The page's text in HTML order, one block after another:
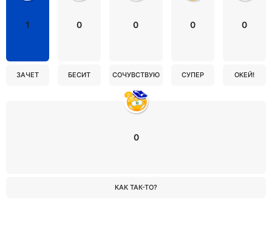
1
ЗАЧЕТ
0
БЕСИТ
0
СОЧУВСТВУЮ
0
СУПЕР
0
ОКЕЙ!
0
КАК ТАК-ТО?